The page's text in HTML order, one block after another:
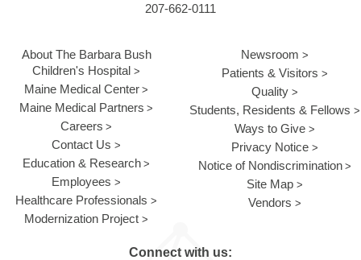
207-662-0111
About The Barbara Bush
Children's Hospital
Maine Medical Center
Maine Medical Partners
Careers
Contact Us
Education & Research
Employees
Healthcare Professionals
Modernization Project
Newsroom
Patients & Visitors
Quality
Students, Residents & Fellows
Ways to Give
Privacy Notice
Notice of Nondiscrimination
Site Map
Vendors
Connect with us: